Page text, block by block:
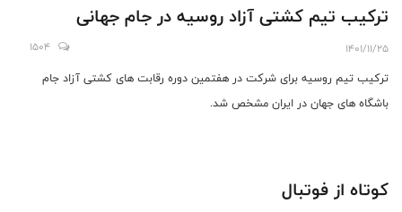
ترکیب تیم کشتی آزاد روسیه در جام جهانی
1401/11/25
1504
ترکیب تیم روسیه برای شرکت در هفتمین دوره رقابت های کشتی آزاد جام
باشگاه های جهان در ایران مشخص شد.
کوتاه از فوتبال